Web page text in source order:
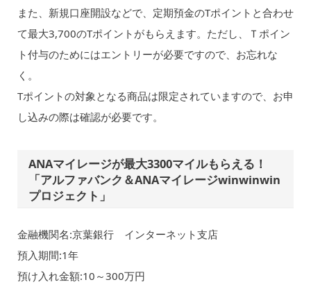
また、新規口座開設などで、定期預金のTポイントと合わせ
て最大3,700のTポイントがもらえます。ただし、Ｔポイン
ト付与のためにはエントリーが必要ですので、お忘れな
く。
Tポイントの対象となる商品は限定されていますので、お申
し込みの際は確認が必要です。
ANAマイレージが最大3300マイルもらえる！
「アルファバンク＆ANAマイレージwinwinwin
プロジェクト」
金融機関名:京葉銀行 インターネット支店
預入期間:1年
預け入れ金額:10～300万円